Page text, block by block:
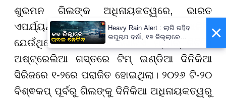
ଶୁଭମନ ଗିଲଙ୍କ ଅଧିନାୟକତ୍ୱରେ, ଭାରତ
ଏପର୍ଯ୍ୟନ୍ତ ତିନୋଟି ଦିନିକିଆ ମ୍ୟାଚ୍ ଖେଳିଛି,
ଯେଉଁଥିରେ ଦଳ କେବଳ ଗୋଟିଏ ମ୍ୟାଚ୍ ଜିତିଛି।
ଅଷ୍ଟ୍ରେଲିଆ ଗସ୍ତରେ ଟିମ୍ ଇଣ୍ଡିଆ ଦିନିକିଆ
ସିରିଜରେ ୧-୨ରେ ପରାଜିତ ହୋଇଥିଲା। ୨୦୨୬ ଟି-୨୦
ବିଶ୍ଵକପ୍ ପୂର୍ବରୁ ଗିଲଙ୍କୁ ଦିନିକିଆ ଅଧିନାୟକତ୍ୱରୁ
×
Heavy Rain Alert : ଲାଗି ରହିବ
ଲଘୁଚାପ ବର୍ଷା, ୧୭ ଜିଲ୍ଲାରେ